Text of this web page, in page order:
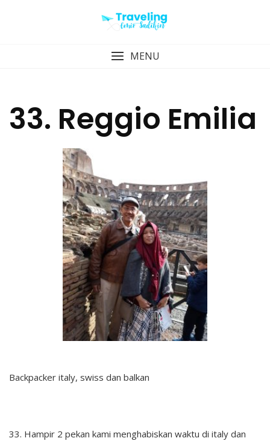
MENU
33. Reggio Emilia
Backpacker italy, swiss dan balkan
33. Hampir 2 pekan kami menghabiskan waktu di italy dan